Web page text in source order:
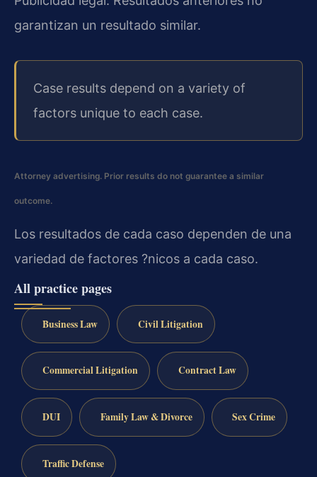
garantizan un resultado similar.
Case results depend on a variety of
factors unique to each case.
Attorney advertising. Prior results do not guarantee a similar
outcome.
Los resultados de cada caso dependen de una
variedad de factores ?nicos a cada caso.
All practice pages
Business Law Civil Litigation
Commercial Litigation Contract Law
DUI Family Law & Divorce Sex Crime
Traffic Defense